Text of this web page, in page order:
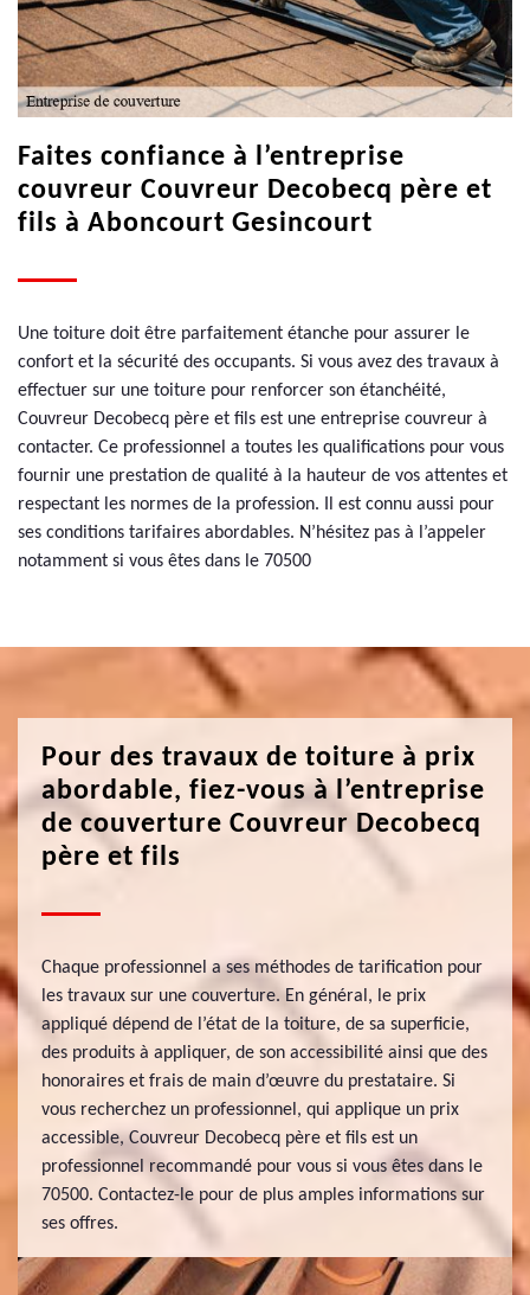
Faites confiance à l’entreprise
couvreur Couvreur Decobecq père et
fils à Aboncourt Gesincourt
Une toiture doit être parfaitement étanche pour assurer le
confort et la sécurité des occupants. Si vous avez des travaux à
effectuer sur une toiture pour renforcer son étanchéité,
Couvreur Decobecq père et fils est une entreprise couvreur à
contacter. Ce professionnel a toutes les qualifications pour vous
fournir une prestation de qualité à la hauteur de vos attentes et
respectant les normes de la profession. Il est connu aussi pour
ses conditions tarifaires abordables. N’hésitez pas à l’appeler
notamment si vous êtes dans le 70500
Pour des travaux de toiture à prix
abordable, fiez-vous à l’entreprise
de couverture Couvreur Decobecq
père et fils
Chaque professionnel a ses méthodes de tarification pour
les travaux sur une couverture. En général, le prix
appliqué dépend de l’état de la toiture, de sa superficie,
des produits à appliquer, de son accessibilité ainsi que des
honoraires et frais de main d’œuvre du prestataire. Si
vous recherchez un professionnel, qui applique un prix
accessible, Couvreur Decobecq père et fils est un
professionnel recommandé pour vous si vous êtes dans le
70500. Contactez-le pour de plus amples informations sur
ses offres.